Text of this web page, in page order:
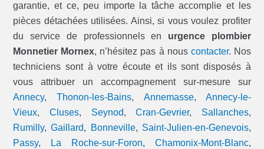
garantie, et ce, peu importe la tâche accomplie et les
pièces détachées utilisées. Ainsi, si vous voulez profiter
du service de professionnels en urgence plombier
Monnetier Mornex, n’hésitez pas à nous contacter. Nos
techniciens sont à votre écoute et ils sont disposés à
vous attribuer un accompagnement sur-mesure sur
Annecy,Thonon-les-Bains, Annemasse, Annecy-le-
Vieux, Cluses, Seynod,Cran-Gevrier, Sallanches,
Rumilly,Gaillard, Bonneville, Saint-Julien-en-Genevois,
Passy, La Roche-sur-Foron, Chamonix-Mont-Blanc,